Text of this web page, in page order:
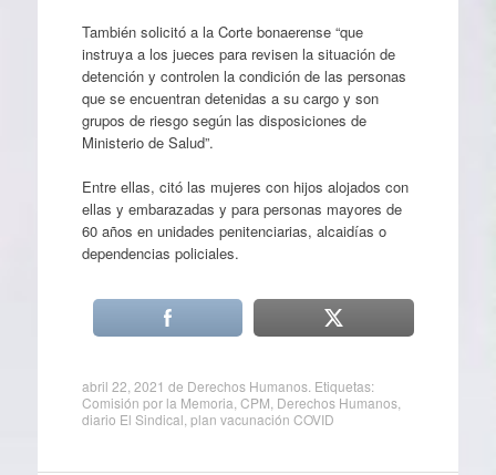
También solicitó a la Corte bonaerense “que
instruya a los jueces para revisen la situación de
detención y controlen la condición de las personas
que se encuentran detenidas a su cargo y son
grupos de riesgo según las disposiciones de
Ministerio de Salud”.
Entre ellas, citó las mujeres con hijos alojados con
ellas y embarazadas y para personas mayores de
60 años en unidades penitenciarias, alcaidías o
dependencias policiales.
abril 22, 2021 de Derechos Humanos. Etiquetas:
Comisión por la Memoria CPM Derechos Humanos,
diario El Sindical plan vacunación COVID